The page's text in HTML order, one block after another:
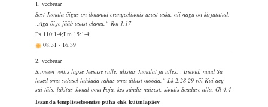
1. veebruar
Sest Jumala õigus on ilmunud evangeeliumis usust usku, nii nagu on kirjutatud:
„Aga õige jääb usust elama.“ Rm 1:17
Ps 110:1-4;Ilm 15:1-4;
08.31- 16.39
2. veebruar
Siimeon võttis lapse Jeesuse sülle, ülistas Jumalat ja ütles: „Issand, nüüd Sa
lased oma sulasel lahkuda rahus oma ütlust mööda.“ Lk 2:28-29 või Kui aeg
sai täis, läkitas Jumal oma Poja, kes sündis naisest, sündis Seaduse alla. Gl 4:4
Issanda templissetoomise püha ehk küünlapäev